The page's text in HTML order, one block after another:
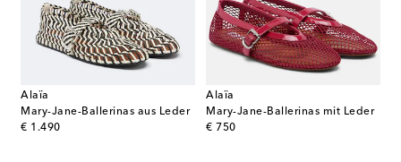
Alaïa
Mary-Jane-Ballerinas aus Leder
€ 1.490
original price
Alaïa
Mary-Jane-Ballerinas mit Leder
€ 750
original price